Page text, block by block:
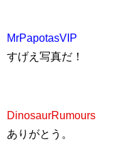
MrPapotasVIP
すげえ写真だ！
DinosaurRumours
ありがとう。